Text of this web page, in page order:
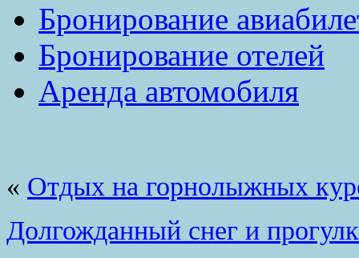
Бронирование
Бронирование отелей
Аренда автомобиля
« Отдых на горнолыжных
Долгожданный снег и